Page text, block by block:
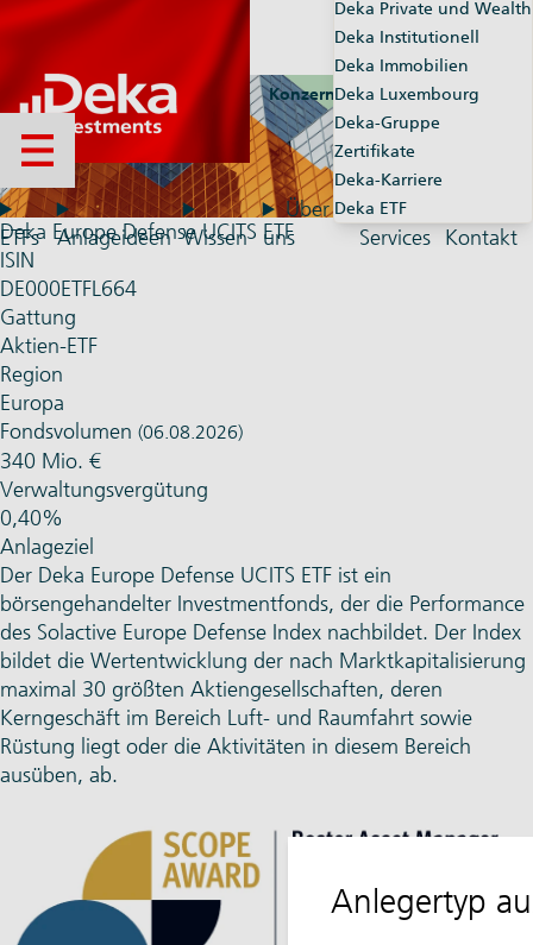
Anlegertyp
Konzernseiten
Deka Private und Wealth
Deka Institutionell
Deka Immobilien
Deka Luxembourg
Deka-Gruppe
Zertifikate
Deka-Karriere
Deka ETF
Market-Maker
Menü öffnen
ETFs Anlageideen Wissen
Über
uns
Services Kontakt
Deka Europe Defense UCITS ETF
ISIN
DE000ETFL664
Gattung
Aktien-ETF
Region
Europa
Fondsvolumen (06.08.2026)
340 Mio. €
Verwaltungsvergütung
0,40%
Anlageziel
Der Deka Europe Defense UCITS ETF ist ein
börsengehandelter Investmentfonds, der die Performance
des Solactive Europe Defense Index nachbildet. Der Index
bildet die Wertentwicklung der nach Marktkapitalisierung
maximal 30 größten Aktiengesellschaften, deren
Kerngeschäft im Bereich Luft- und Raumfahrt sowie
Rüstung liegt oder die Aktivitäten in diesem Bereich
ausüben, ab.